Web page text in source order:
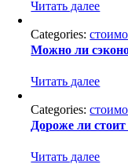
Читать далее
Categories:
Можно ли
Читать далее
Categories:
Дороже ли
Читать далее